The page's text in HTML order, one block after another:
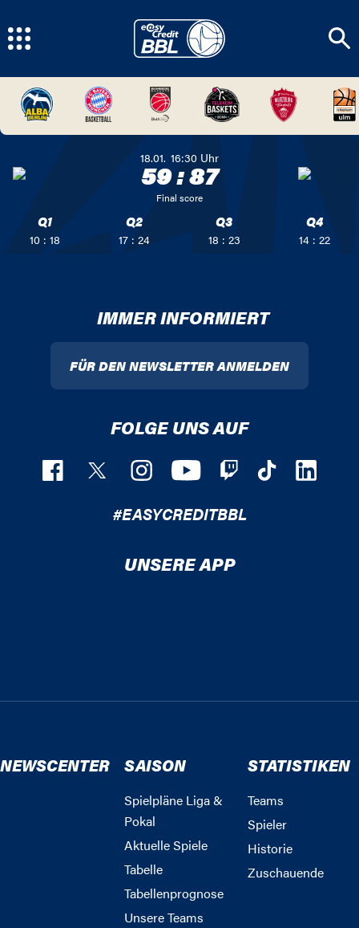
18.01. 16:30 Uhr
59:87
Final score
Q1
10 : 18
Q2
17 : 24
Q3
18 : 23
Q4
14 : 22
IMMER INFORMIERT
FÜR DEN NEWSLETTER ANMELDEN
FOLGE UNS AUF
#EASYCREDITBBL
UNSERE APP
NEWSCENTER SAISON
Spielpläne Liga &
Pokal
Aktuelle Spiele
Tabelle
Tabellenprognose
Unsere Teams
STATISTIKEN
Teams
Spieler
Historie
Zuschauende